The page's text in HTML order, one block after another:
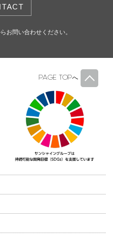
お問い合わせください。
PAGE TOPへ